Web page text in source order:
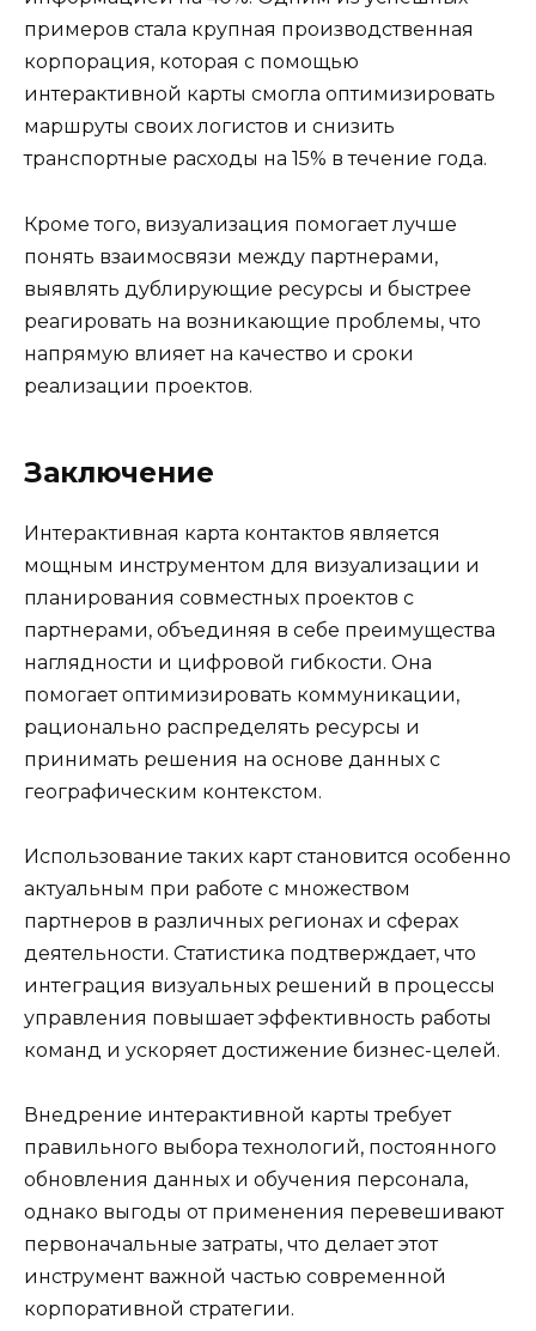
примеров стала крупная производственная
корпорация, которая с помощью
интерактивной карты смогла оптимизировать
маршруты своих логистов и снизить
транспортные расходы на 15% в течение года.
Кроме того, визуализация помогает лучше
понять взаимосвязи между партнерами,
выявлять дублирующие ресурсы и быстрее
реагировать на возникающие проблемы, что
напрямую влияет на качество и сроки
реализации проектов.
Заключение
Интерактивная карта контактов является
мощным инструментом для визуализации и
планирования совместных проектов с
партнерами, объединяя в себе преимущества
наглядности и цифровой гибкости. Она
помогает оптимизировать коммуникации,
рационально распределять ресурсы и
принимать решения на основе данных с
географическим контекстом.
Использование таких карт становится особенно
актуальным при работе с множеством
партнеров в различных регионах и сферах
деятельности. Статистика подтверждает, что
интеграция визуальных решений в процессы
управления повышает эффективность работы
команд и ускоряет достижение бизнес-целей.
Внедрение интерактивной карты требует
правильного выбора технологий, постоянного
обновления данных и обучения персонала,
однако выгоды от применения перевешивают
первоначальные затраты, что делает этот
инструмент важной частью современной
корпоративной стратегии.